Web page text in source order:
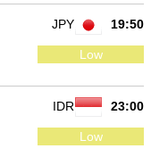
19:50
JPY
Low
23:00
IDR
Low